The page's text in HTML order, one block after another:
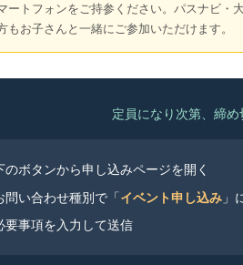
ートフォンをご持参ください。パスナビ・
もお子さんと一緒にご参加いただけます。
定員になり次第、締め
のボタンから申し込みページを開く
問い合わせ種別で「イベント申し込み」
要事項を入力して送信